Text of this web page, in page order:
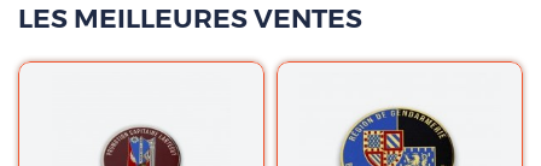
LES MEILLEURES VENTES